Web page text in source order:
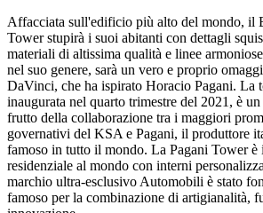
Affacciata sull'edificio più alto del mondo, il
Tower stupirà i suoi abitanti con dettagli
materiali di altissima qualità e linee
nel suo genere, sarà un vero e proprio
DaVinci, che ha ispirato Horacio Pagani. La
inaugurata nel quarto trimestre del 2021, è
frutto della collaborazione tra i maggiori
governativi del KSA e Pagani, il produttore
famoso in tutto il mondo. La Pagani Tower
residenziale al mondo con interni
marchio ultra-esclusivo Automobili è stato
famoso per la combinazione di artigianalità,